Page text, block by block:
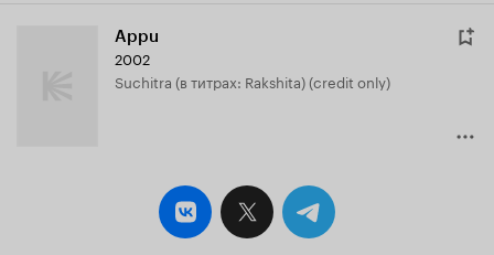
Appu
2002
Suchitra (в титрах: Rakshita) (credit only)